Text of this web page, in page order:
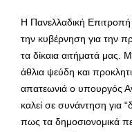
Η Πανελλαδική
την κυβέρνηση για την
τα δίκαια αιτήματά μας.
άθλια ψεύδη και
απατεωνιά ο υπουργός
καλεί σε συνάντηση για
πως τα δημοσιονομικά